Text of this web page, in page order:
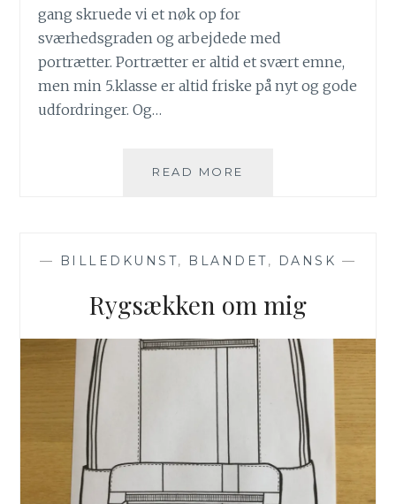
gang skruede vi et nøk op for
sværhedsgraden og arbejdede med
portrætter. Portrætter er altid et svært emne,
men min 5.klasse er altid friske på nyt og gode
udfordringer. Og…
READ MORE
— BILLEDKUNST, BLANDET, DANSK —
Rygsækken om mig